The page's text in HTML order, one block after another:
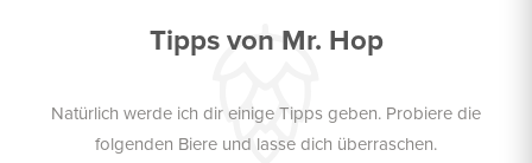
Tipps von Mr. Hop
Natürlich werde ich dir einige Tipps geben. Probiere die
folgenden Biere und lasse dich überraschen.